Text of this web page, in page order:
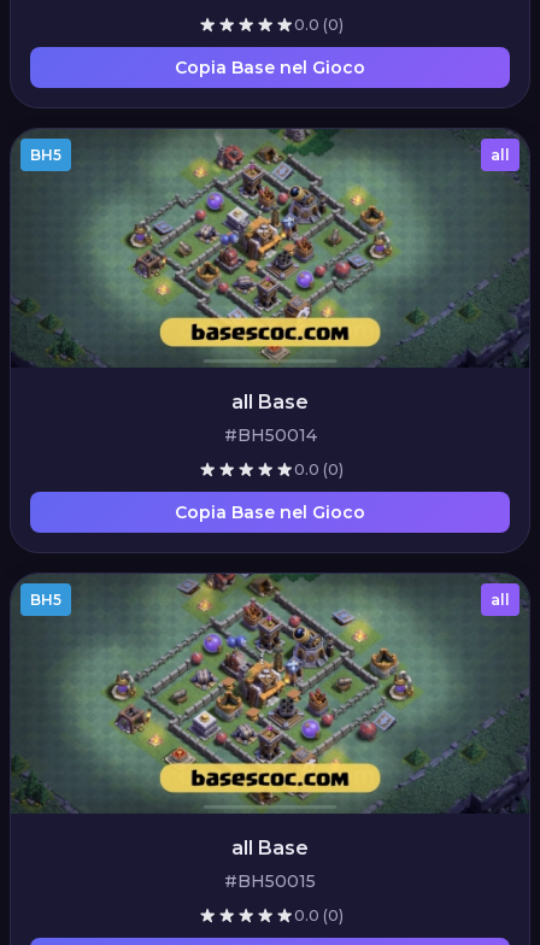
0.0 (0)
Copia Base nel Gioco
BH5 all
all Base
#BH50014
0.0 (0)
Copia Base nel Gioco
BH5 all
all Base
#BH50015
0.0 (0)